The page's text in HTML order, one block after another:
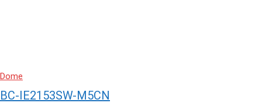
Dome
BC-IE2153SW-M5CN